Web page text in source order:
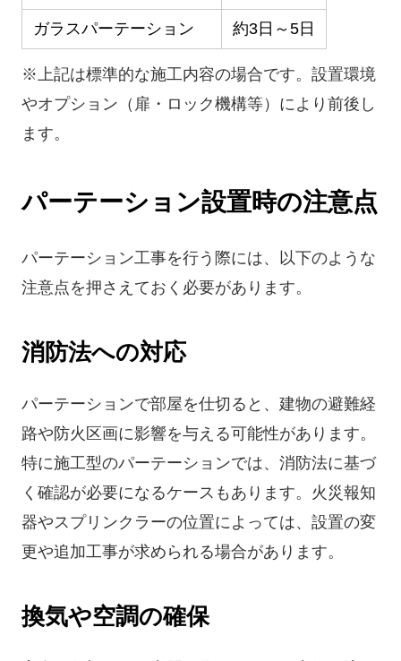
ガラスパーテーション 約3日～5日
※上記は標準的な施工内容の場合です。設置環境
やオプション（扉・ロック機構等）により前後し
ます。
パーテーション設置時の注意点
パーテーション工事を行う際には、以下のような
注意点を押さえておく必要があります。
消防法への対応
パーテーションで部屋を仕切ると、建物の避難経
路や防火区画に影響を与える可能性があります。
特に施工型のパーテーションでは、消防法に基づ
く確認が必要になるケースもあります。火災報知
器やスプリンクラーの位置によっては、設置の変
更や追加工事が求められる場合があります。
換気や空調の確保